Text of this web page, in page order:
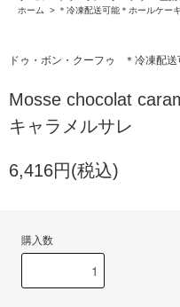
ホーム
> ＊冷凍配送可能＊ホールケーキ
ドゥ・ボン・クーフゥ ＊冷凍配
Mosse chocolat
キャラメルサレ
6,416円(税込)
購入数